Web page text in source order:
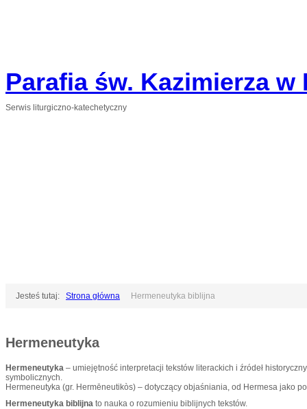
Parafia św. Kazimierza w
Serwis liturgiczno-katechetyczny
Jesteś tutaj: Strona główna Hermeneutyka biblijna
Hermeneutyka
Hermeneutyka – umiejętność interpretacji tekstów literackich i źródeł
symbolicznych.
Hermeneutyka (gr. Hermēneutikòs) – dotyczący objaśniania, od Hermesa jako
Hermeneutyka biblijna to nauka o rozumieniu biblijnych tekstów.